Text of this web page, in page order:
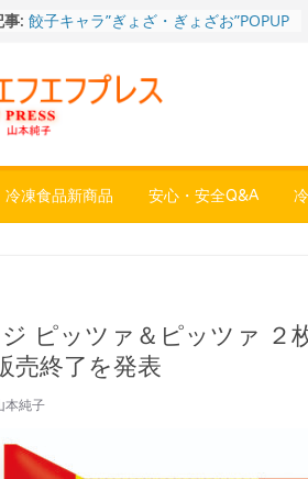
事: 餃子キャラ”ぎょざ・ぎょざお”POPUP
「CHEESE WONDER」5周年～夏に限
定さわやかフレーバー「CHEESE
WONDER YELLOW」復刻発売中
どん兵衛 大盛 きつねうどん」
「同 肉うどん」
冷凍ワンプレート№1のニップン、9月
から新ブランド『ニップン、彩りごは
ん。』～”おいしさ”をアピール
冷凍食品新商品 安心・安全Q&A
ジ ピッツァ＆ピッツァ
売終了を発表
本純子